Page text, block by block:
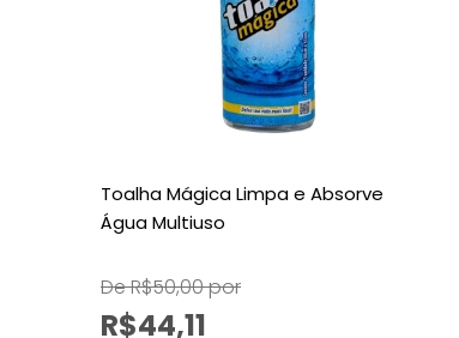
Toalha Mágica Limpa e Absorve
Água Multiuso
De R$50,00 por
R$44,11